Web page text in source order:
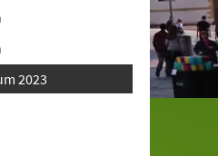
2023